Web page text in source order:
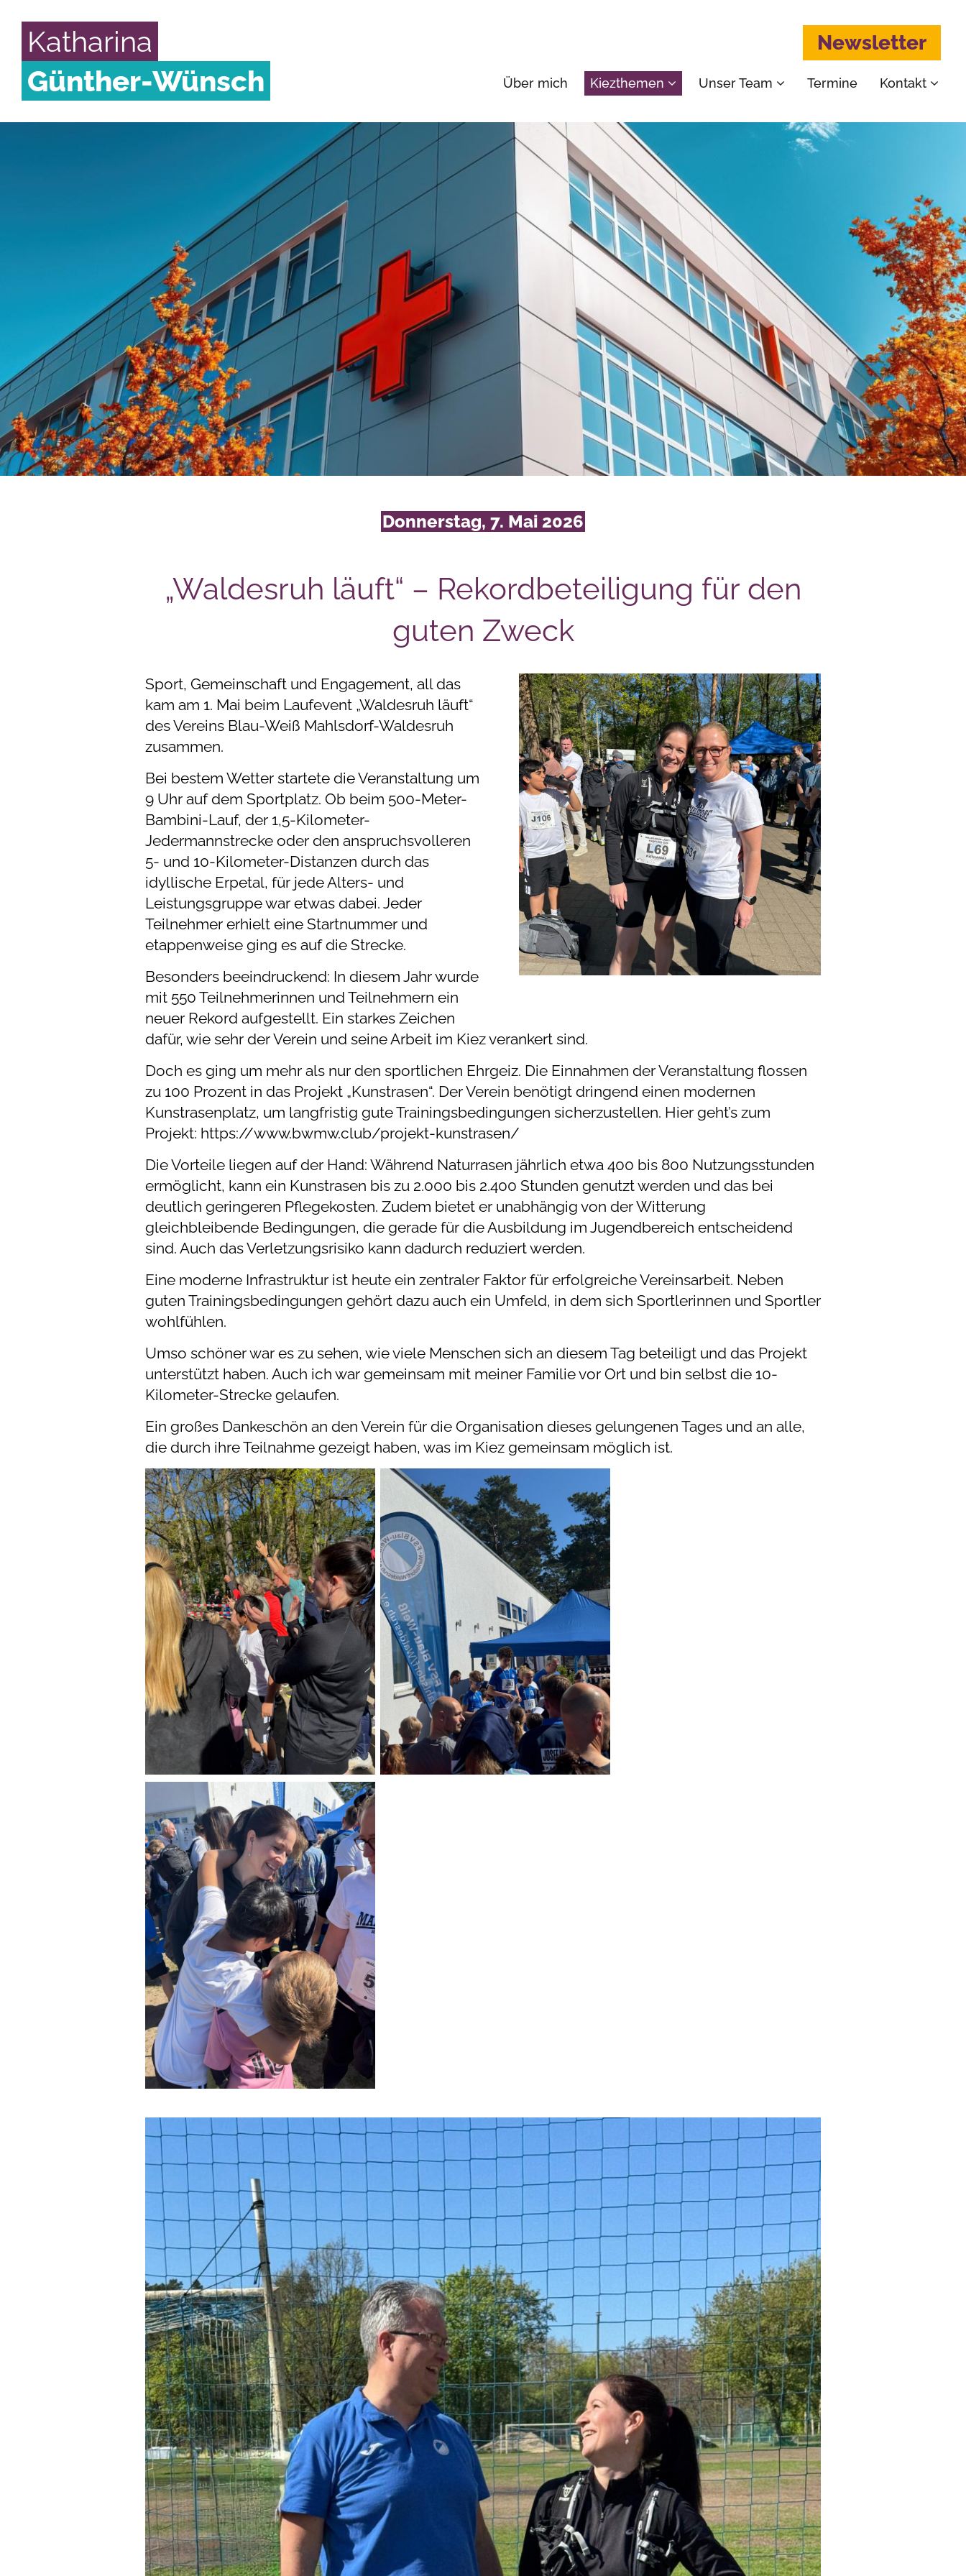
Katharina
Günther-Wünsch
Über mich Kiezthemen Unser Team Termine Kontakt
Newsletter
Donnerstag, 7. Mai 2026
„Waldesruh läuft“ – Rekordbeteiligung für den
guten Zweck
Sport, Gemeinschaft und Engagement, all das
kam am 1. Mai beim Laufevent „Waldesruh läuft“
des Vereins Blau-Weiß Mahlsdorf-Waldesruh
zusammen.
Bei bestem Wetter startete die Veranstaltung um
9 Uhr auf dem Sportplatz. Ob beim 500-Meter-
Bambini-Lauf, der 1,5-Kilometer-
Jedermannstrecke oder den anspruchsvolleren
5- und 10-Kilometer-Distanzen durch das
idyllische Erpetal, für jede Alters- und
Leistungsgruppe war etwas dabei. Jeder
Teilnehmer erhielt eine Startnummer und
etappenweise ging es auf die Strecke.
Besonders beeindruckend: In diesem Jahr wurde
mit 550 Teilnehmerinnen und Teilnehmern ein
neuer Rekord aufgestellt. Ein starkes Zeichen
dafür, wie sehr der Verein und seine Arbeit im Kiez verankert sind.
Doch es ging um mehr als nur den sportlichen Ehrgeiz. Die Einnahmen der Veranstaltung flossen
zu 100 Prozent in das Projekt „Kunstrasen“. Der Verein benötigt dringend einen modernen
Kunstrasenplatz, um langfristig gute Trainingsbedingungen sicherzustellen. Hier geht’s zum
Projekt: https://www.bwmw.club/projekt-kunstrasen/
Die Vorteile liegen auf der Hand: Während Naturrasen jährlich etwa 400 bis 800 Nutzungsstunden
ermöglicht, kann ein Kunstrasen bis zu 2.000 bis 2.400 Stunden genutzt werden und das bei
deutlich geringeren Pflegekosten. Zudem bietet er unabhängig von der Witterung
gleichbleibende Bedingungen, die gerade für die Ausbildung im Jugendbereich entscheidend
sind. Auch das Verletzungsrisiko kann dadurch reduziert werden.
Eine moderne Infrastruktur ist heute ein zentraler Faktor für erfolgreiche Vereinsarbeit. Neben
guten Trainingsbedingungen gehört dazu auch ein Umfeld, in dem sich Sportlerinnen und Sportler
wohlfühlen.
Umso schöner war es zu sehen, wie viele Menschen sich an diesem Tag beteiligt und das Projekt
unterstützt haben. Auch ich war gemeinsam mit meiner Familie vor Ort und bin selbst die 10-
Kilometer-Strecke gelaufen.
Ein großes Dankeschön an den Verein für die Organisation dieses gelungenen Tages und an alle,
die durch ihre Teilnahme gezeigt haben, was im Kiez gemeinsam möglich ist.